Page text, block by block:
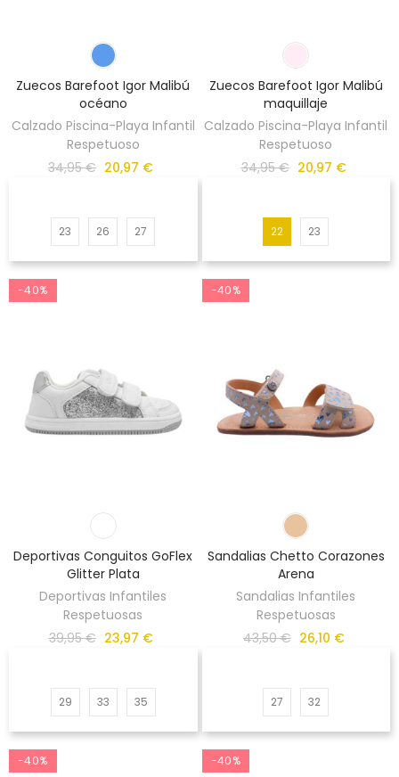
Zuecos Barefoot Igor Malibú
océano
Calzado Piscina-Playa Infantil
Respetuoso
34,95 € 20,97 €
23 26 27
Zuecos Barefoot Igor Malibú
maquillaje
Calzado Piscina-Playa Infantil
Respetuoso
34,95 € 20,97 €
22 23
-40%
Deportivas Conguitos GoFlex
Glitter Plata
Deportivas Infantiles
Respetuosas
39,95 € 23,97 €
29 33 35
-40%
Sandalias Chetto Corazones
Arena
Sandalias Infantiles
Respetuosas
43,50 € 26,10 €
27 32
-40% -40%